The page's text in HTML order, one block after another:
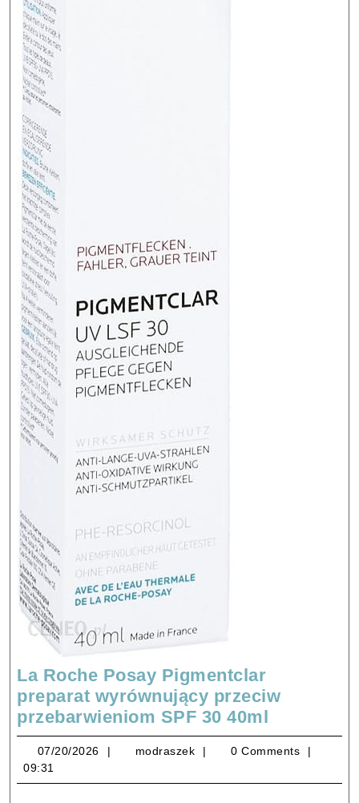
La Roche Posay Pigmentclar
preparat wyrównujący przeciw
przebarwieniom SPF 30 40ml
Roche
Posay
07/20/2026 07/20/2026
modraszek modraszek
0 Comments
09:31